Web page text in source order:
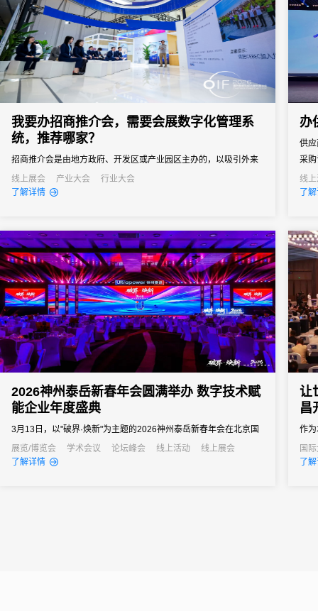
我要办招商推介会，需要会展数字化管理系
统，推荐哪家？
招商推介会是由地方政府、开发区或产业园区主办的，以吸引外来
投资、促进产业落地为核心目标的专题商务活动。参会客商涵盖世
界500强、行业龙头、投资机构和商会协会，单场活动潜在投资意
会务系统不...
线上展会 产业大会
行业大会
了解详情
办
供
采
通
窗
线
了
2026神州泰岳新春年会圆满举办 数字技术赋
能企业年度盛典
3月13日，以"破界·焕新"为主题的2026神州泰岳新春年会在北京国
家会议中心成功举办。来自全国的1600余名泰岳人齐聚一堂，回望
2025奋进征程，共启AI时代的战略新征程，以"破认知之界、破人效
展览/博览会 学术会议 论坛峰会 线上活动
线上展会
了解详情
让
昌
作
大
术
国
产
了